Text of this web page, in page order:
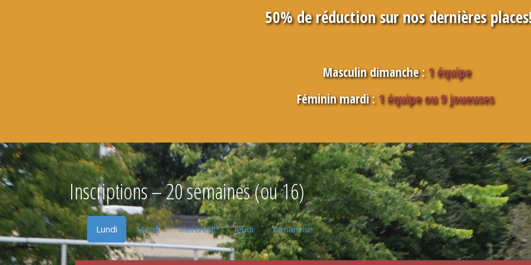
50% de réduction sur nos dernières
Masculin dimanche :1 équipe
Féminin mardi :1 équipe ou 9 joueuses
Inscriptions – 20 semaines (ou 16)
Lundi Mardi Mercredi Jeudi Dimanche